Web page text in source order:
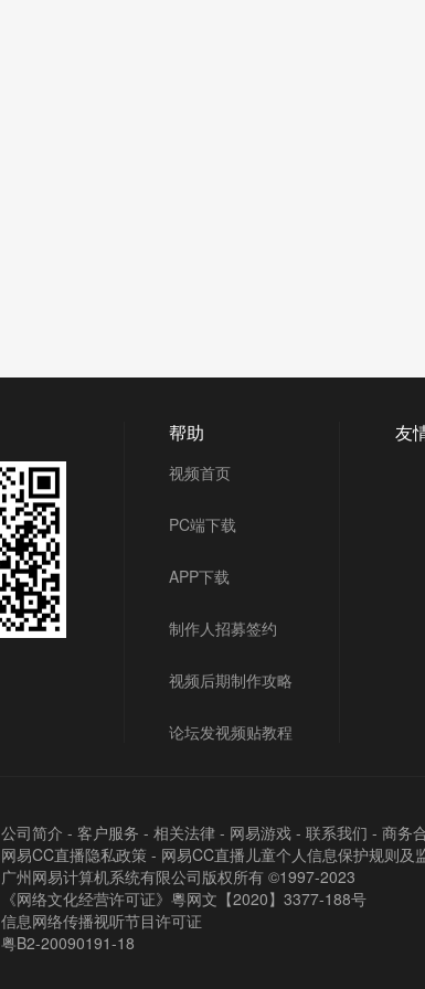
帮助
视频首页
PC端下载
APP下载
制作人招募签约
视频后期制作攻略
论坛发视频贴教程
友
公司简介 - 客户服务 - 相关法律 - 网易游戏 - 联系我们 - 商务
网易CC直播隐私政策 - 网易CC直播儿童个人信息保护规则及
广州网易计算机系统有限公司版权所有 ©1997-2023
《网络文化经营许可证》粵网文【2020】3377-188号
信息网络传播视听节目许可证
粤B2-20090191-18